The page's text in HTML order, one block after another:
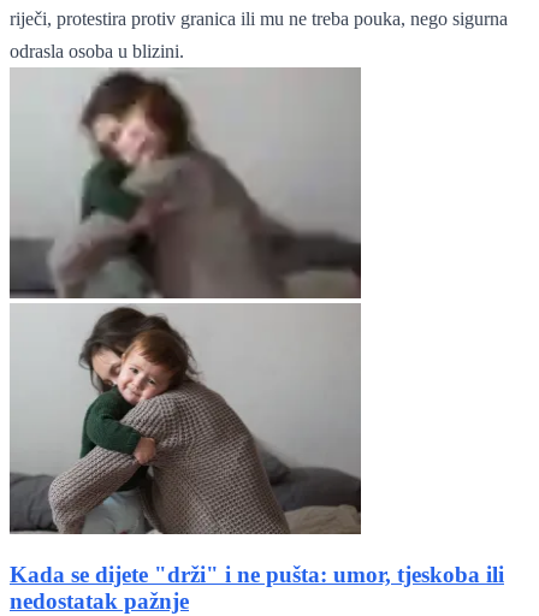
riječi, protestira protiv granica ili mu ne treba pouka, nego sigurna
odrasla osoba u blizini.
Kada se dijete "drži" i ne pušta: umor, tjeskoba ili
nedostatak pažnje